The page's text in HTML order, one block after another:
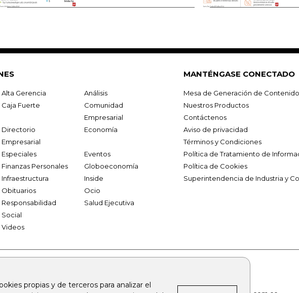
propias y de terceros para analizar el
Alta Gerencia
Análisis
Caja Fuerte
Comunidad
Empresarial
Directorio
Empresarial
Economía
Especiales
Eventos
Finanzas Personales
Globoeconomía
Infraestructura
Inside
Obituarios
Ocio
Responsabilidad
Social
Salud Ejecutiva
Videos
MANTÉNGASE CONECTADO
Mesa de Generación de
Nuestros Productos
Contáctenos
Aviso de privacidad
Términos y Condiciones
Política de Tratamiento de
Política de Cookies
Superintendencia de Industria y
firmasdeabogados.com
bolsaencolombia.com